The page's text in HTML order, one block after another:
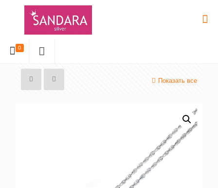
0
Показать все